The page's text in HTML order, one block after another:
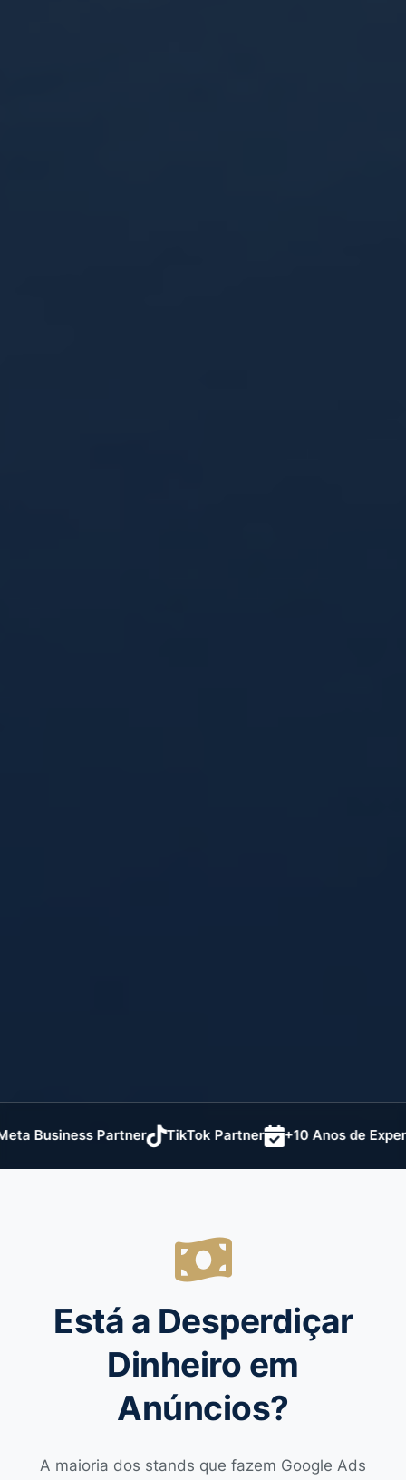
Partner TikTok Partner +10 Anos de
Está a Desperdiçar
Dinheiro em
Anúncios?
A maioria dos stands que fazem Google Ads